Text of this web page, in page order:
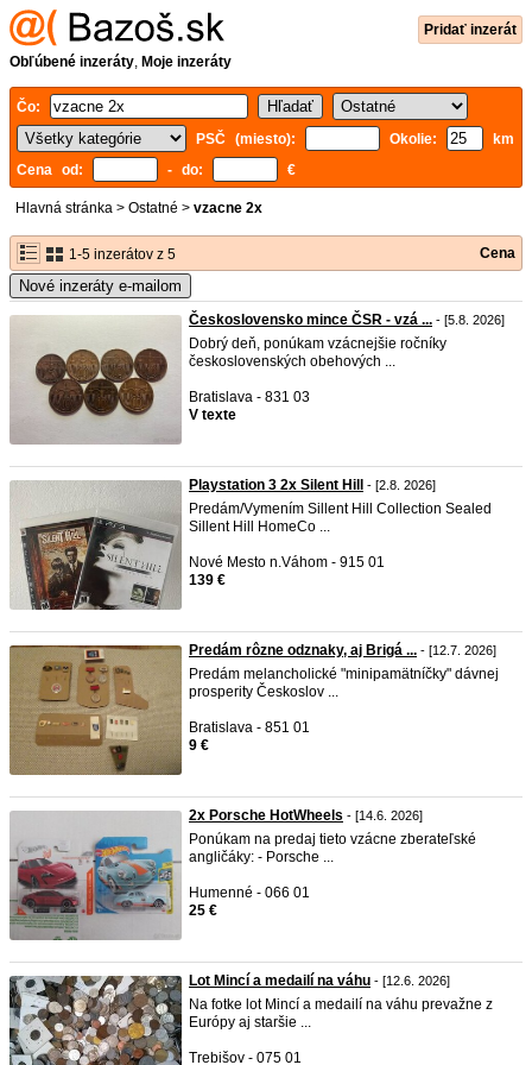
Pridať inzerát
Obľúbené inzeráty, Moje inzeráty
Čo:
PSČ (miesto):
Okolie:
km
Cena od:
- do: €
Hlavná stránka > Ostatné > vzacne 2x
1-5 inzerátov z 5 Cena
Nové inzeráty e-mailom
Československo mince ČSR - vzá ... - [5.8. 2026]
Dobrý deň, ponúkam vzácnejšie ročníky
československých obehových ...
Bratislava - 831 03
V texte
Playstation 3 2x Silent Hill - [2.8. 2026]
Predám/Vymením Sillent Hill Collection Sealed
Sillent Hill HomeCo ...
Nové Mesto n.Váhom - 915 01
139 €
Predám rôzne odznaky, aj Brigá ... - [12.7. 2026]
Predám melancholické "minipamätníčky" dávnej
prosperity Českoslov ...
Bratislava - 851 01
9 €
2x Porsche HotWheels - [14.6. 2026]
Ponúkam na predaj tieto vzácne zberateľské
angličáky: - Porsche ...
Humenné - 066 01
25 €
Lot Mincí a medailí na váhu - [12.6. 2026]
Na fotke lot Mincí a medailí na váhu prevažne z
Európy aj staršie ...
Trebišov - 075 01